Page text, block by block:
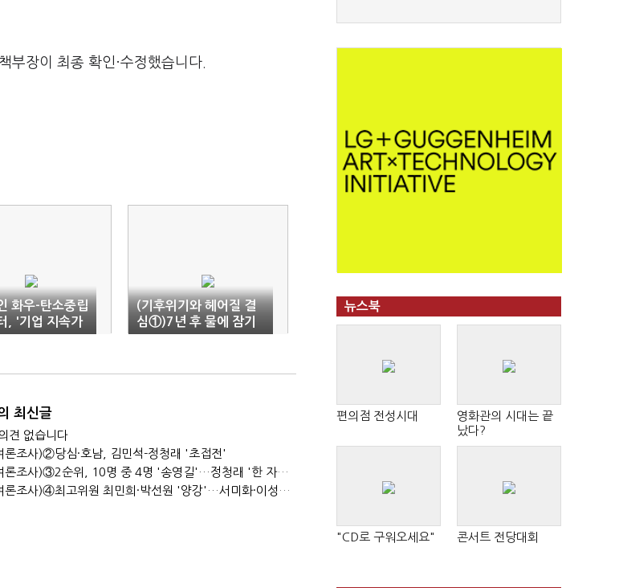
부장이 최종 확인·수정했습니다.
화우-탄소중립
, '기업 지속가
문' MOU
(기후위기와 헤어질 결
심①)7년 후 물에 잠기
는데…플라스틱 배출량
최신글
견 없습니다
론조사)②당심·호남, 김민석-정청래 '초접전'
(정기여론조사)③2순위, 10명 중 4명 '송영길'…정청래 '한 자릿수'
(정기여론조사)④최고위원 최민희·박선원 '양강'…서미화·이성윤·임미애 뒤이어
뉴스북
편의점 전성시대
영화관의 시대는 끝
났다?
"CD로 구워오세요" 콘서트 전당대회